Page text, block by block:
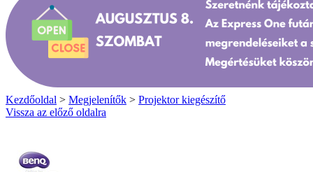
Kezdőoldal > Megjelenítők > Projektor kiegészítő
Vissza az előző oldalra